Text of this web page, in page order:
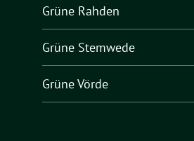
Grüne Rahden
Grüne Stemwede
Grüne Vörde